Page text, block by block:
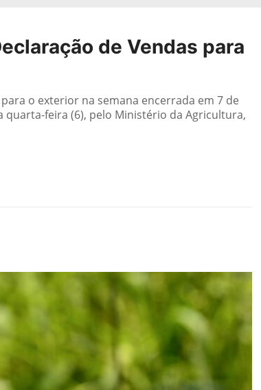
de Vendas para
o exterior na semana encerrada em 7 de
feira (6), pelo Ministério da Agricultura,